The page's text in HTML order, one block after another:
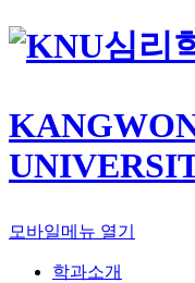
심리
모바일메뉴 열기
학과소개